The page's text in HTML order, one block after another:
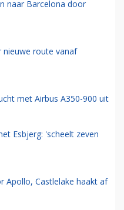
naar Barcelona door
nieuwe route vanaf
met Airbus A350-900 uit
Esbjerg: 'scheelt zeven
Apollo, Castlelake haakt af